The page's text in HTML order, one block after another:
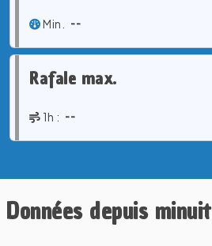
Min. --
Rafale max.
1h : --
Données depuis minuit